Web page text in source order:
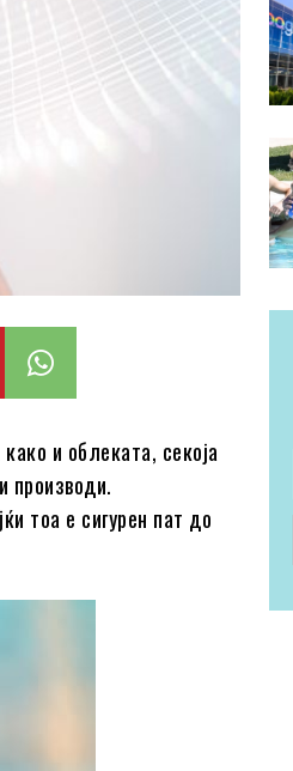
и облеката, секоја
производи.
тоа е сигурен пат до